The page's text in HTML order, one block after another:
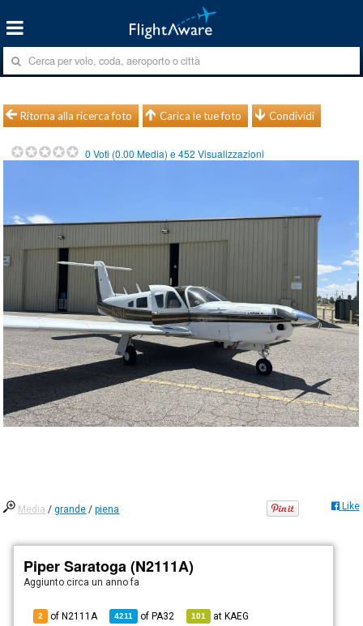
Ritorna alla ricerca foto Carica le tue foto Condividi
0 Voti (0.00 Media) e452 Visualizzazioni
Media /grande /piena Like
Piper Saratoga (N2111A)
Aggiunto circa un anno fa
2 of N2111A 4211 ofPA32 101 atKAEG